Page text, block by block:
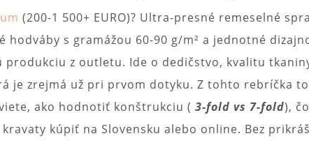
(200-1 500+ EURO)? Ultra-presné remeselné
hodváby s gramážou 60-90 g/m² a jednotné
produkciu z outletu. Ide o dedičstvo, kvalitu
je zrejmá už pri prvom dotyku. Z tohto rebríčka
ako hodnotiť konštrukciu ( 3-fold vs 7-fold),
kúpiť na Slovensku alebo online. Bez